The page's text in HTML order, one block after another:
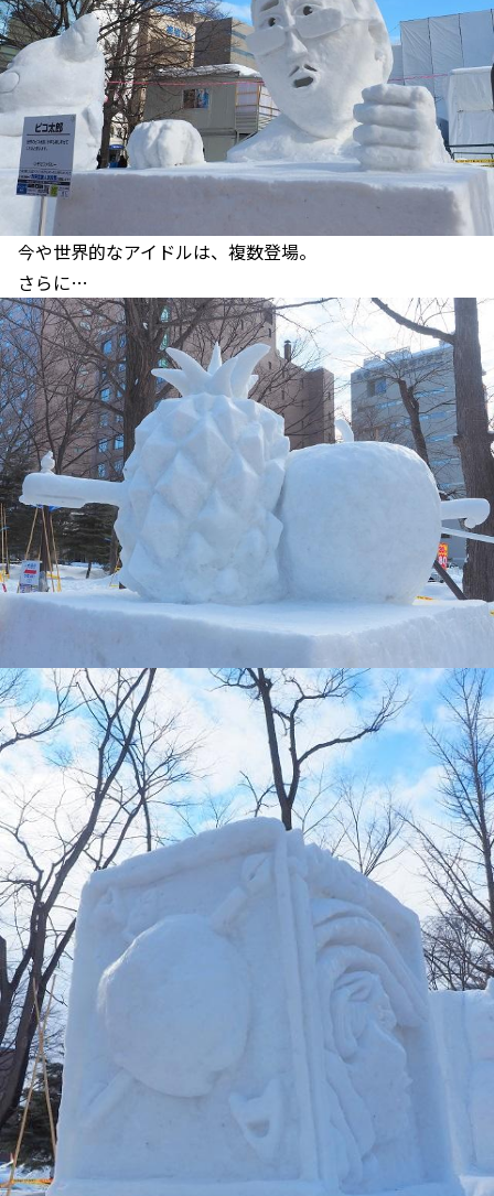
今や世界的なアイドルは、複数登場。
さらに…